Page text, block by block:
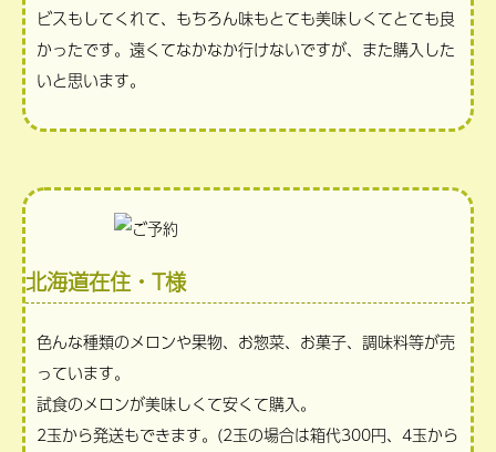
ビスもしてくれて、もちろん味もとても美味しくてとても良
かったです。遠くてなかなか行けないですが、また購入した
いと思います。
北海道在住・T様
色んな種類のメロンや果物、お惣菜、お菓子、調味料等が売
っています。
試食のメロンが美味しくて安くて購入。
2玉から発送もできます。(2玉の場合は箱代300円、4玉から